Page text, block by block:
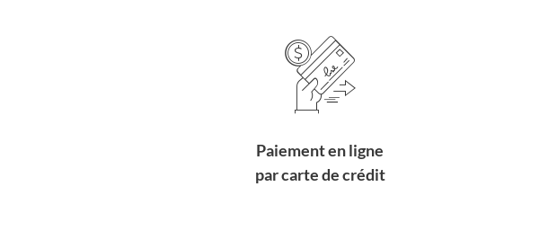
Paiement en ligne
par carte de crédit